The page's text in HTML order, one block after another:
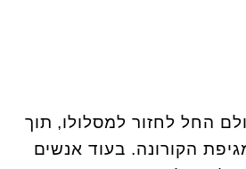
החל לחזור למסלולו, תוך
הקורונה. בעוד אנשים